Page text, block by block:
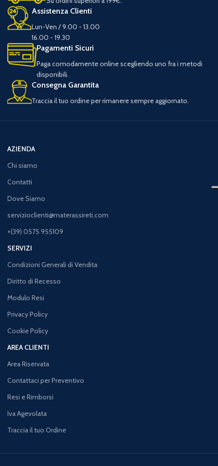
Assistenza Clienti
Lun-Ven / 9.00 - 13.00
16.00 - 19.30
Pagamenti Sicuri
Paga comodamente online scegliendo uno fra i metodi
disponibili.
Consegna Garantita
Traccia il tuo ordine per rimanere sempre aggiornato.
AZIENDA
Chi siamo
Contatti
Dove Siamo
servizioclienti@materassireti.com
+(39) 0575 955109
SERVIZI
Condizioni Generali di Vendita
Diritto di Recesso
Modulo Resi
Privacy Policy
Cookie Policy
AREA CLIENTI
Area Riservata
Contattaci per Preventivo
Resi e Rimborsi
Iva Agevolata
Traccia il tuo Ordine